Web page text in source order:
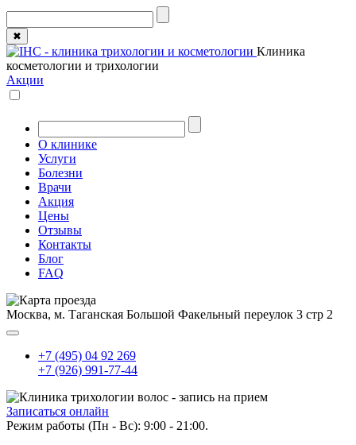
✖
Клиника
косметологии и трихологии
Акции
О клинике
Услуги
Болезни
Врачи
Акция
Цены
Отзывы
Контакты
Блог
FAQ
Москва, м. Таганская Большой Факельный переулок 3 стр 2
+7 (495) 04 92 269
+7 (926) 991-77-44
Записаться онлайн
Режим работы (Пн - Вс): 9:00 - 21:00.